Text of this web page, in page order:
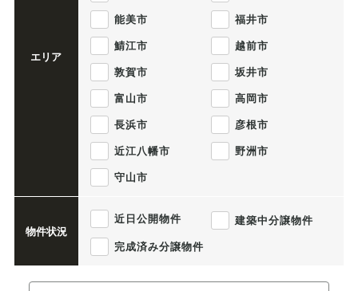
エリア
能美市 福井市
鯖江市 越前市
敦賀市 坂井市
富山市 高岡市
長浜市 彦根市
近江八幡市 野洲市
守山市
物件状況
近日公開物件 建築中分譲物件
完成済み分譲物件